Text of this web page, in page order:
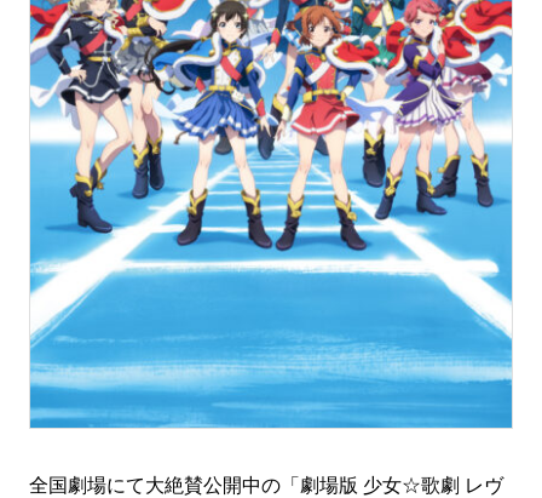
全国劇場にて大絶賛公開中の「劇場版 少女☆歌劇 レヴ